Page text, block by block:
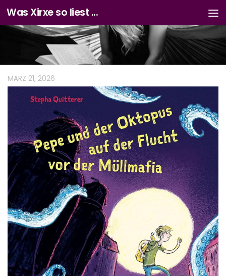
Zum Inhalt springen
Was Xirxe so liest ...
MÄRZ 21, 2026